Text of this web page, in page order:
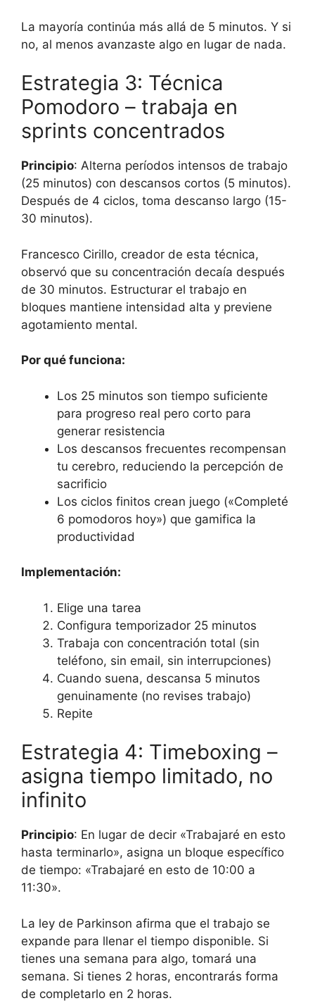
La mayoría continúa más allá de 5 minutos. Y si
no, al menos avanzaste algo en lugar de nada.
Estrategia 3: Técnica
Pomodoro – trabaja en
sprints concentrados
Principio: Alterna períodos intensos de trabajo
(25 minutos) con descansos cortos (5 minutos).
Después de 4 ciclos, toma descanso largo (15-
30 minutos).
Francesco Cirillo, creador de esta técnica,
observó que su concentración decaía después
de 30 minutos. Estructurar el trabajo en
bloques mantiene intensidad alta y previene
agotamiento mental.
Por qué funciona:
Los 25 minutos son tiempo suficiente
para progreso real pero corto para
generar resistencia
Los descansos frecuentes recompensan
tu cerebro, reduciendo la percepción de
sacrificio
Los ciclos finitos crean juego («Completé
6 pomodoros hoy») que gamifica la
productividad
Implementación:
Elige una tarea
Configura temporizador 25 minutos
Trabaja con concentración total (sin
teléfono, sin email, sin interrupciones)
Cuando suena, descansa 5 minutos
genuinamente (no revises trabajo)
Repite
Estrategia 4: Timeboxing –
asigna tiempo limitado, no
infinito
Principio: En lugar de decir «Trabajaré en esto
hasta terminarlo», asigna un bloque específico
de tiempo: «Trabajaré en esto de 10:00 a
11:30».
La ley de Parkinson afirma que el trabajo se
expande para llenar el tiempo disponible. Si
tienes una semana para algo, tomará una
semana. Si tienes 2 horas, encontrarás forma
de completarlo en 2 horas.